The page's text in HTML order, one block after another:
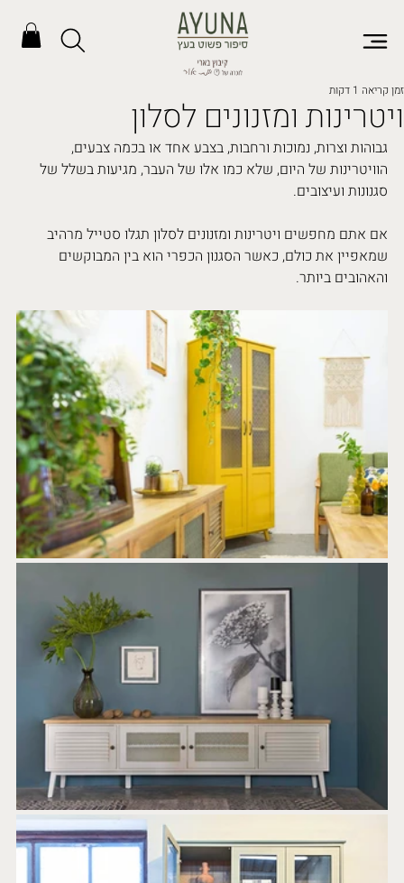
ויטרינות ומזנונים לסלון
זמן קריאה 1 דקות
גבוהות וצרות, נמוכות ורחבות, בצבע אחד או בכמה צבעים,
הוויטרינות של היום, שלא כמו אלו של העבר, מגיעות בשלל של
סגנונות ועיצובים.
אם אתם מחפשים ויטרינות ומזנונים לסלון תגלו סטייל מרהיב
שמאפיין את כולם, כאשר הסגנון הכפרי הוא בין המבוקשים
והאהובים ביותר.